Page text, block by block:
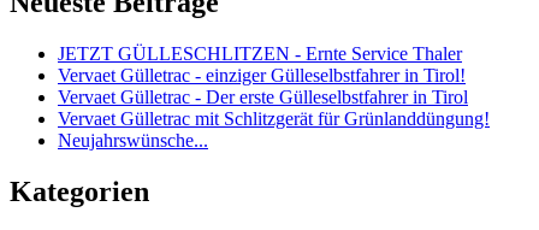
JETZT GÜLLESCHLITZEN - Ernte Service Thaler
Vervaet Gülletrac - einziger Gülleselbstfahrer in Tirol!
Vervaet Gülletrac - Der erste Gülleselbstfahrer in Tirol
Vervaet Gülletrac mit Schlitzgerät für Grünlanddüngung!
Neujahrswünsche...
Kategorien